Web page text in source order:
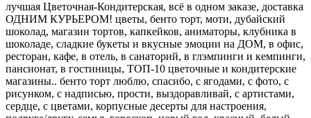
лучшая Цветочная-Кондитерская, всё в одном заказе, доставка
ОДНИМ КУРЬЕРОМ! цветы, бенто торт, моти, дубайский
шоколад, магазин тортов, капкейков, аниматоры, клубника в
шоколаде, сладкие букеты и вкусные эмоции на ДОМ, в офис,
ресторан, кафе, в отель, в санаторий, в глэмпинги и кемпинги,
пансионат, в гостиницы, ТОП-10 цветочные и кондитерские
магазины.. бенто торт люблю, спасибо, с ягодами, с фото, с
рисунком, с надписью, прости, выздоравливай, с артистами,
сердце, с цветами, корпусные десерты для настроения,